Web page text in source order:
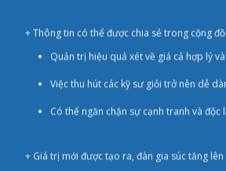
+ Thông tin có thể được chia sẻ trong cộng
Quản trị hiệu quả xét về giá cả hợp lý
Việc thu hút các kỹ sư giỏi trở nên dễ
Có thể ngăn chặn sự cạnh tranh và độc
+ Giá trị mới được tạo ra, đàn gia súc tăng